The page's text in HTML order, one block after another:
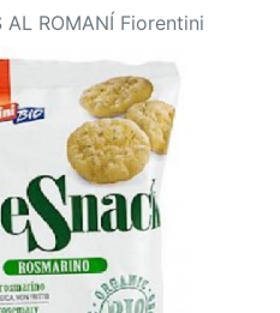
AL ROMANÍ Fiorentini